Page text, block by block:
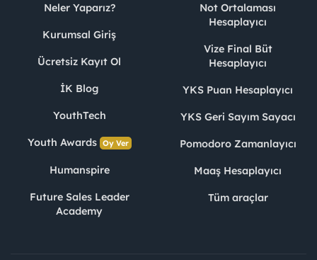
Neler Yaparız?
Kurumsal Giriş
Ücretsiz Kayıt Ol
İK Blog
YouthTech
Youth Awards Oy Ver
Humanspire
Future Sales Leader
Academy
Not Ortalaması
Hesaplayıcı
Vize Final Büt
Hesaplayıcı
YKS Puan Hesaplayıcı
YKS Geri Sayım Sayacı
Pomodoro Zamanlayıcı
Maaş Hesaplayıcı
Tüm araçlar